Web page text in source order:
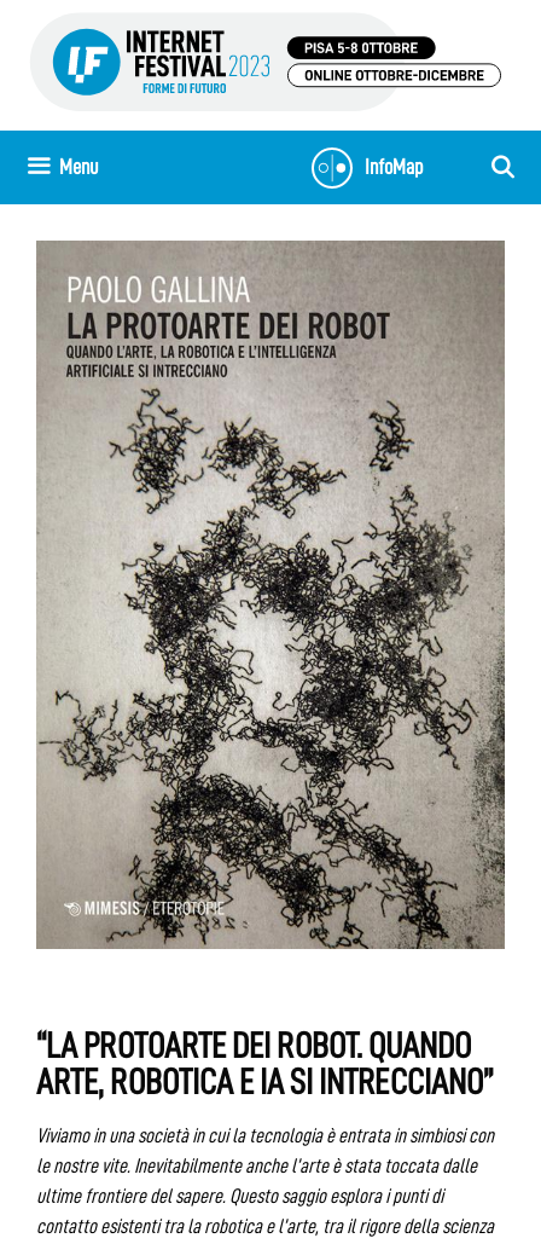
contenuto
InfoMap
Menu
“LA PROTOARTE DEI ROBOT. QUANDO
ARTE, ROBOTICA E IA SI INTRECCIANO”
Viviamo in una società in cui la tecnologia è entrata in simbiosi con
le nostre vite. Inevitabilmente anche l’arte è stata toccata dalle
ultime frontiere del sapere. Questo saggio esplora i punti di
contatto esistenti tra la robotica e l’arte, tra il rigore della scienza